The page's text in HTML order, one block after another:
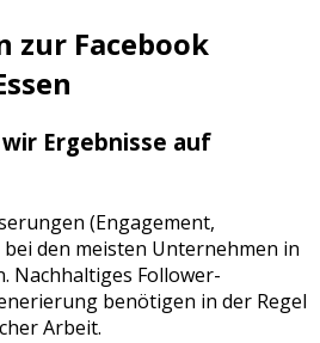
zur Facebook
Ergebnisse auf
(Engagement,
bei den meisten Unternehmen in
Nachhaltiges Follower-
benötigen in der Regel
Arbeit.